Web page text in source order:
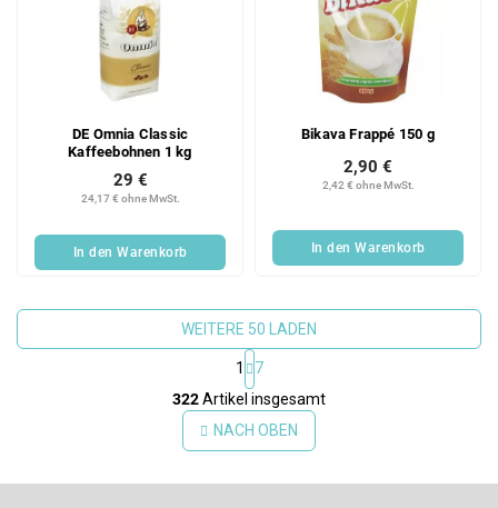
DE Omnia Classic
Kaffeebohnen 1 kg
24,17 € ohne MwSt.
29 €
In den Warenkorb
Bikava Frappé 150 g
2,42 € ohne MwSt.
2,90 €
In den Warenkorb
S
t
e
u
WEITERE 50 LADEN
1
7
322Artikel insgesamt
NACH OBEN